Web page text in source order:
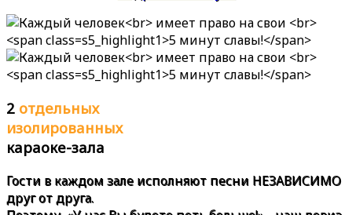
2 отдельных
изолированных
караоке-зала
Гости в каждом зале исполняют песни НЕЗАВИСИМО
друг от друга.